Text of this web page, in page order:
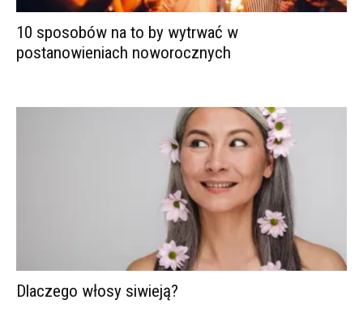
10 sposobów na to by wytrwać w
postanowieniach noworocznych
Dlaczego włosy siwieją?